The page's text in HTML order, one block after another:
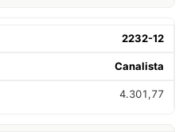
2232-12
Canalista
4.301,77